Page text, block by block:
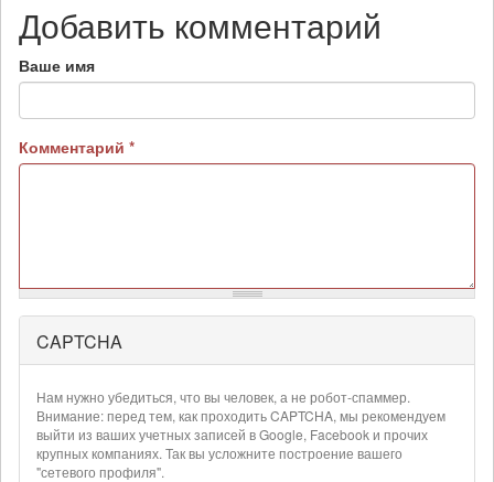
Добавить комментарий
Ваше имя
Комментарий *
Более
подробная
информация
текстовых
форматах
CAPTCHA
Нам нужно убедиться, что вы человек, а не робот-спаммер.
Внимание: перед тем, как проходить CAPTCHA, мы рекомендуем
выйти из ваших учетных записей в Google, Facebook и прочих
крупных компаниях. Так вы усложните построение вашего
"сетевого профиля".